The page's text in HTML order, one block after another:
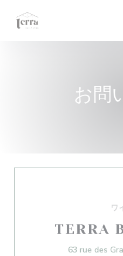
お問
ワ
TERRA
63 rue des